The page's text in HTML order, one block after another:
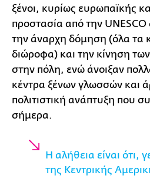
ξένοι, κυρίως ευρωπαϊκής
προστασία από την
την άναρχη δόμηση (όλα τα
διώροφα) και την κίνηση
στην πόλη, ενώ άνοιξαν
κέντρα ξένων γλωσσών και
πολιτιστική ανάπτυξη που
σήμερα.
Η αλήθεια είναι ότι,
της Κεντρικής